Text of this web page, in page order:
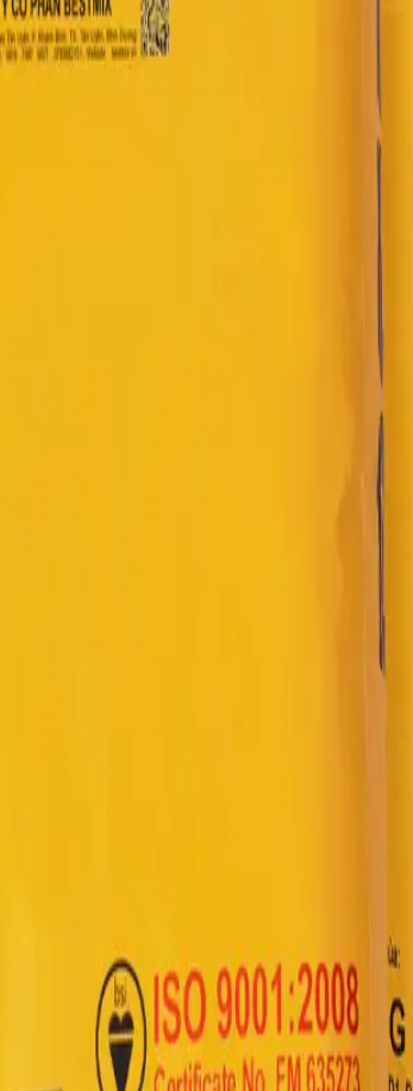
công đơn giản, nhanh gọn.
tốt nên không gây nứt nẻ, bền vững theo thời gian.